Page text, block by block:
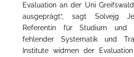
Evaluation an der Uni
ausgeprägt“, sagt Solvejg
Referentin für Studium und
fehlender Systematik und
Institute widmen der